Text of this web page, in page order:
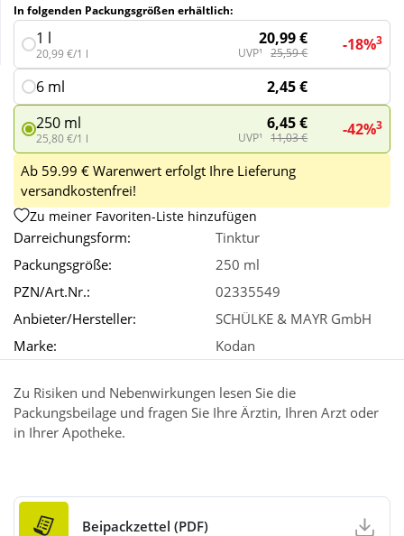
Wellness
In folgenden Packungsgrößen erhältlich:
1 l
20,99 €/1 l
20,99 €
UVP¹ 25,59 € -18%3
6 ml
2,45 €
250 ml
25,80 €/1 l
6,45 €
UVP¹ 11,03 € -42%3
Ab 59.99 € Warenwert erfolgt Ihre Lieferung
versandkostenfrei!
Zu meiner Favoriten-Liste hinzufügen
Darreichungsform:
Tinktur
Packungsgröße:
250 ml
PZN/Art.Nr.:
02335549
Anbieter/Hersteller:
SCHÜLKE & MAYR GmbH
Marke:
Kodan
Zu Risiken und Nebenwirkungen lesen Sie die
Packungsbeilage und fragen Sie Ihre Ärztin, Ihren Arzt oder
in Ihrer Apotheke.
Beipackzettel (PDF)